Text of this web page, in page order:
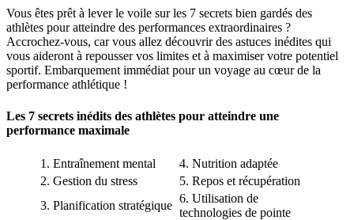
Vous êtes prêt à lever le voile sur les 7 secrets bien gardés des
athlètes pour atteindre des performances extraordinaires ?
Accrochez-vous, car vous allez découvrir des astuces inédites qui
vous aideront à repousser vos limites et à maximiser votre potentiel
sportif. Embarquement immédiat pour un voyage au cœur de la
performance athlétique !
Les 7 secrets inédits des athlètes pour atteindre une
performance maximale
1. Entraînement mental
4. Nutrition adaptée
2. Gestion du stress
5. Repos et récupération
3. Planification stratégique
6. Utilisation de
technologies de pointe